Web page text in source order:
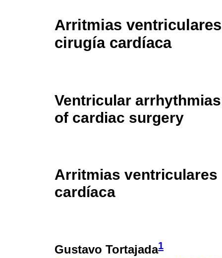
Arritmias
cirugía cardíaca
Ventricular
of cardiac surgery
Arritmias
cardíaca
Gustavo Tortajada1